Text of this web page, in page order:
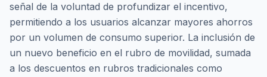
señal de la voluntad de profundizar el incentivo,
permitiendo a los usuarios alcanzar mayores ahorros
por un volumen de consumo superior. La inclusión de
un nuevo beneficio en el rubro de movilidad, sumada
a los descuentos en rubros tradicionales como